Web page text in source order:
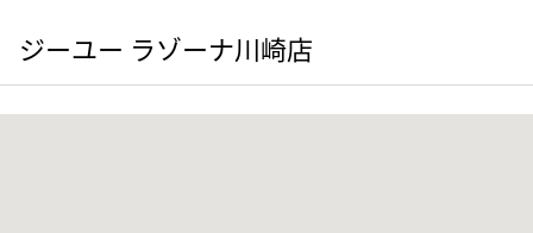
ジーユー ラゾーナ川崎店